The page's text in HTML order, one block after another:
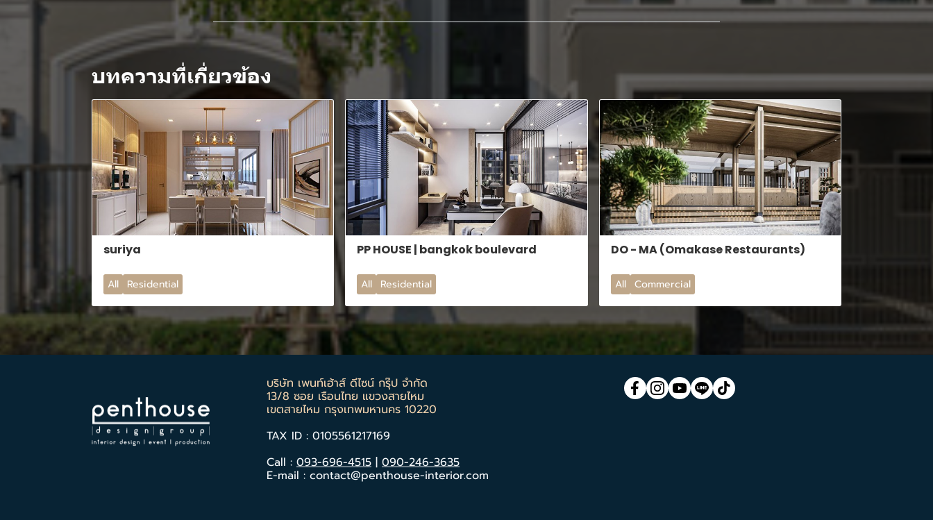
บทความที่เกี่ยวข้อง
suriya
All Residential
PP HOUSE | bangkok boulevard
All Residential
DO - MA (Omakase Restaurants)
All Commercial
บริษัท เพนท์เฮ้าส์ ดีไซน์ กรุ๊ป จำกัด
13/8 ซอย เรือนไทย แขวงสายไหม
เขตสายไหม กรุงเทพมหานคร 10220
TAX ID : 0105561217169
Call : 093-696-4515 | 090-246-3635
E-mail : contact@penthouse-interior.com